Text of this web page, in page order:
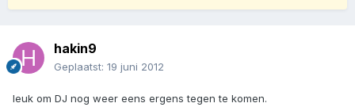
hakin9
Geplaatst: 19 juni 2012
leuk om DJ nog weer eens ergens tegen te komen.